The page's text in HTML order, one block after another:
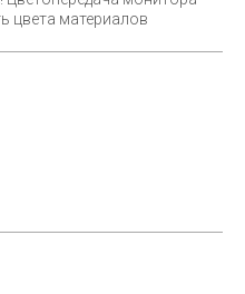
цвета материалов